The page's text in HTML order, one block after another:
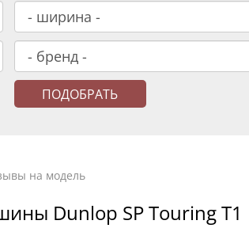
на модель
Dunlop SP Touring T1